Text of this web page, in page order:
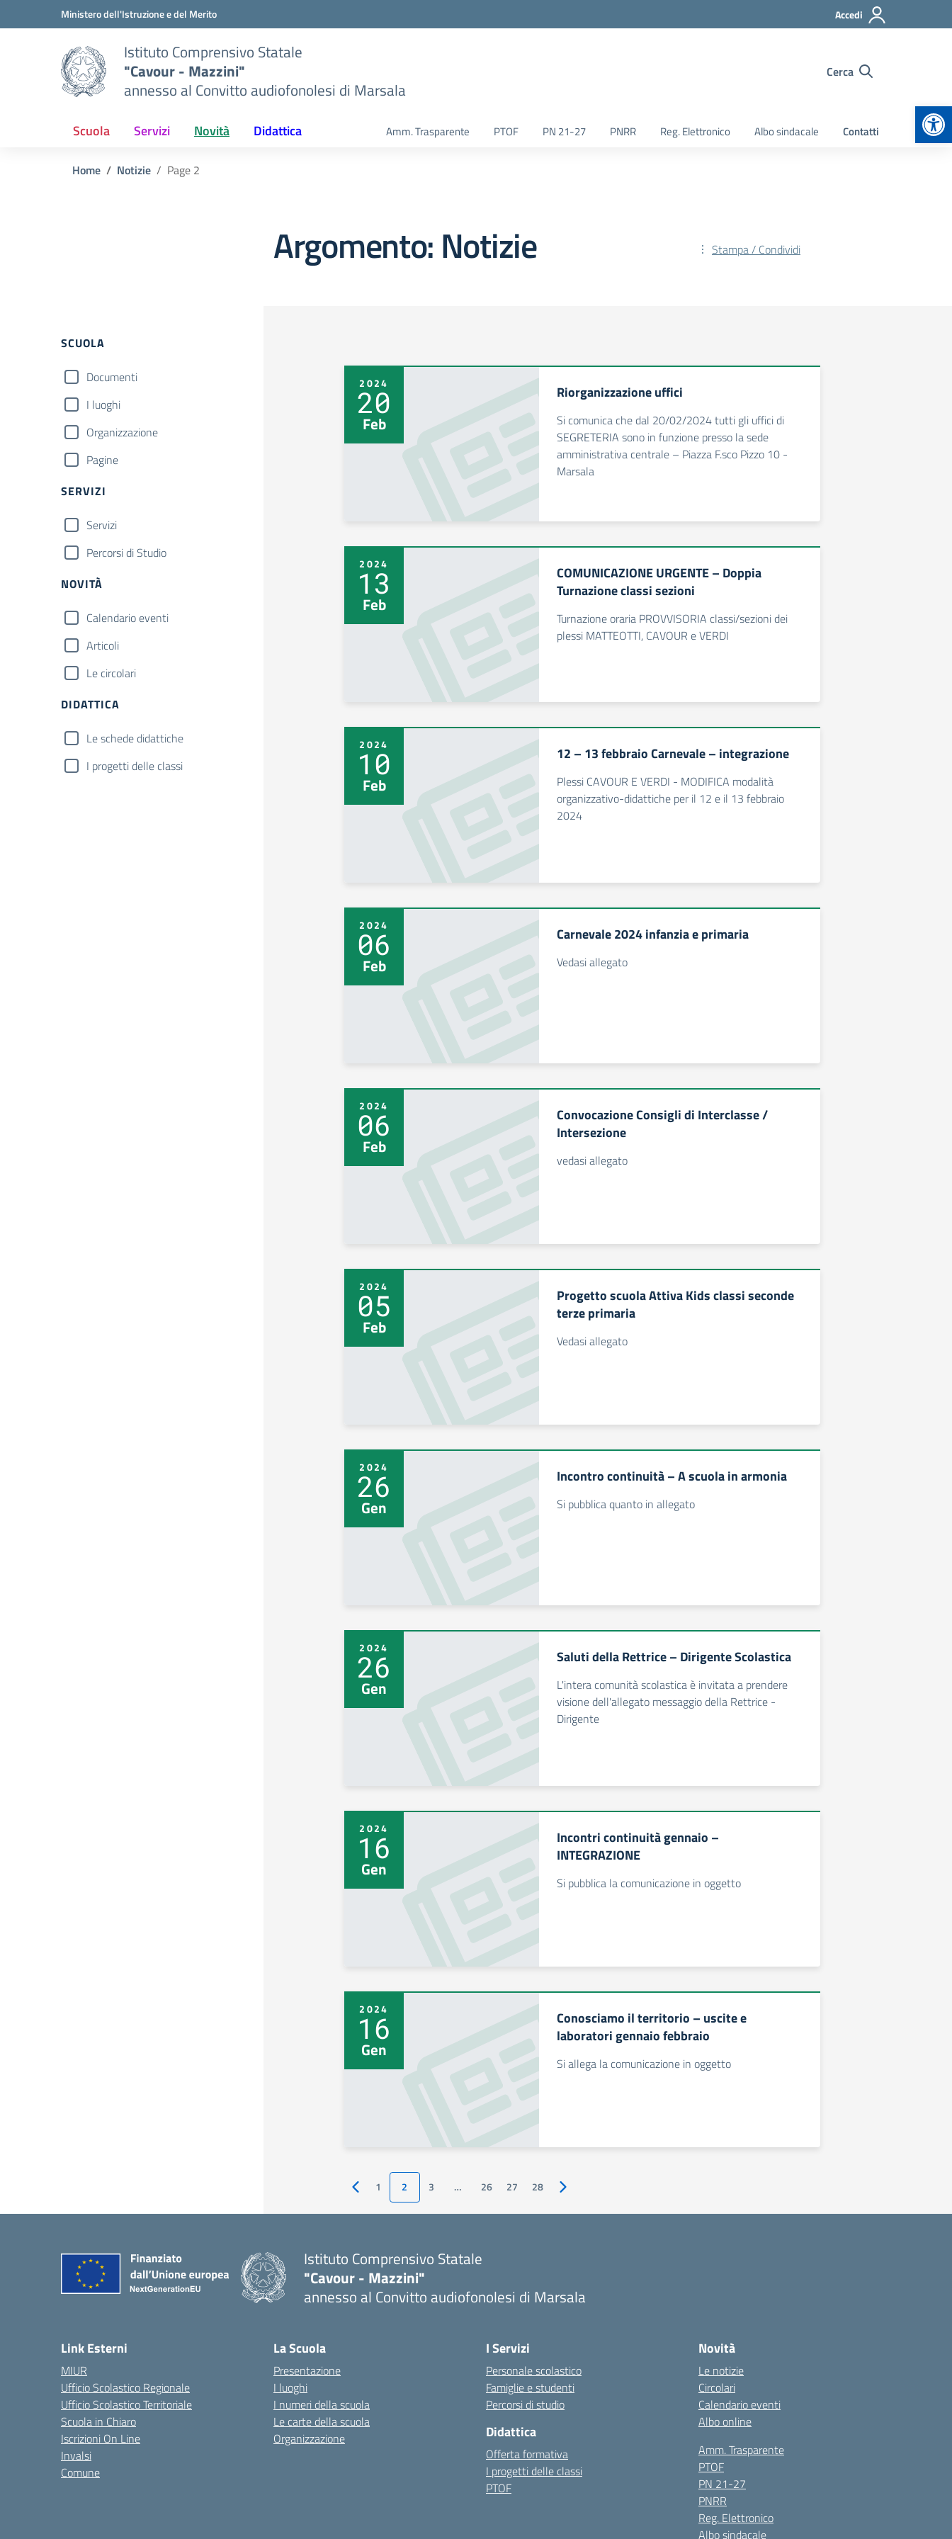
Vai ai contenuti
Vai al menu di navigazioneMinistero dell'Istruzione e del Merito Accedi
Istituto Comprensivo Statale
"Cavour - Mazzini"
annesso al Convitto audiofonolesi di Marsala
Cerca
Scuola Servizi Novità Didattica Amm. Trasparente PTOF PN 21-27 PNRR Reg. Elettronico Albo sindacale Contatti
Home Notizie Page 2
Argomento: Notizie Stampa / Condividi
Filtri
SCUOLA
Documenti
I luoghi
Organizzazione
Pagine
SERVIZI
Servizi
Percorsi di Studio
NOVITÀ
Calendario eventi
Articoli
Le circolari
DIDATTICA
Le schede didattiche
I progetti delle classi
2024
20
Feb
Riorganizzazione uffici
Si comunica che dal 20/02/2024 tutti gli uffici di
SEGRETERIA sono in funzione presso la sede
amministrativa centrale – Piazza F.sco Pizzo 10 -
Marsala
2024
13
Feb
COMUNICAZIONE URGENTE – Doppia
Turnazione classi sezioni
Turnazione oraria PROVVISORIA classi/sezioni dei
plessi MATTEOTTI, CAVOUR e VERDI
2024
10
Feb
12 – 13 febbraio Carnevale – integrazione
Plessi CAVOUR E VERDI - MODIFICA modalità
organizzativo-didattiche per il 12 e il 13 febbraio
2024
2024
06
Feb
Carnevale 2024 infanzia e primaria
Vedasi allegato
2024
06
Feb
Convocazione Consigli di Interclasse /
Intersezione
vedasi allegato
2024
05
Feb
Progetto scuola Attiva Kids classi seconde
terze primaria
Vedasi allegato
2024
26
Gen
Incontro continuità – A scuola in armonia
Si pubblica quanto in allegato
2024
26
Gen
Saluti della Rettrice – Dirigente Scolastica
L'intera comunità scolastica è invitata a prendere
visione dell'allegato messaggio della Rettrice -
Dirigente
2024
16
Gen
Incontri continuità gennaio –
INTEGRAZIONE
Si pubblica la comunicazione in oggetto
2024
16
Gen
Conosciamo il territorio – uscite e
laboratori gennaio febbraio
Si allega la comunicazione in oggetto
Pagina precedente
1 2 3 … 26 27 28 Pagina successiva
Istituto Comprensivo Statale
"Cavour - Mazzini"
annesso al Convitto audiofonolesi di Marsala
Link Esterni
MIUR
Ufficio Scolastico Regionale
Ufficio Scolastico Territoriale
Scuola in Chiaro
Iscrizioni On Line
Invalsi
Comune
La Scuola
Presentazione
I luoghi
I numeri della scuola
Le carte della scuola
Organizzazione
I Servizi
Personale scolastico
Famiglie e studenti
Percorsi di studio
Didattica
Offerta formativa
I progetti delle classi
PTOF
Novità
Le notizie
Circolari
Calendario eventi
Albo online
Amm. Trasparente
PTOF
PN 21-27
PNRR
Reg. Elettronico
Albo sindacale